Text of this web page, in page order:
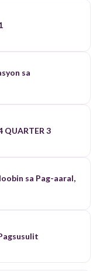
sa
4 QUARTER 3
sa Pag-aaral,
Pagsusulit